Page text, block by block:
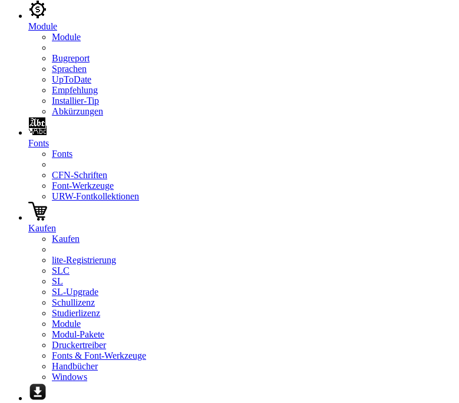
Module
Module
Bugreport
Sprachen
UpToDate
Empfehlung
Installier-Tip
Abkürzungen
Fonts
Fonts
CFN-Schriften
Font-Werkzeuge
URW-Fontkollektionen
Kaufen
Kaufen
lite-Registrierung
SLC
SL
SL-Upgrade
Schullizenz
Studierlizenz
Module
Modul-Pakete
Druckertreiber
Fonts & Font-Werkzeuge
Handbücher
Windows